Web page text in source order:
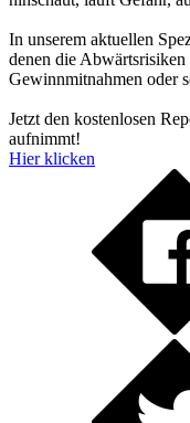
In unserem aktuellen
denen die
Gewinnmitnahmen oder
Jetzt den kostenlosen
aufnimmt!
Hier klicken